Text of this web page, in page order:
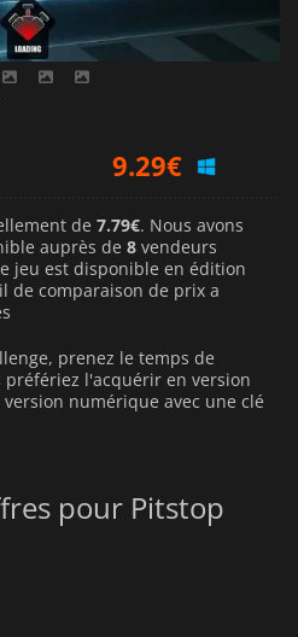
9.29€
13.32€
de 7.79€. Nous avons
auprès de 8 vendeurs
jeu est disponible en édition
de comparaison de prix a
prenez le temps de
l'acquérir en version
numérique avec une clé
pour Pitstop